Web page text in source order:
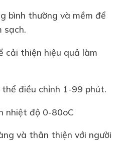
bình thường và mềm để
sạch.
cải thiện hiệu quả làm
điều chỉnh 1-99 phút.
nhiệt độ 0-80oC
và thân thiện với người